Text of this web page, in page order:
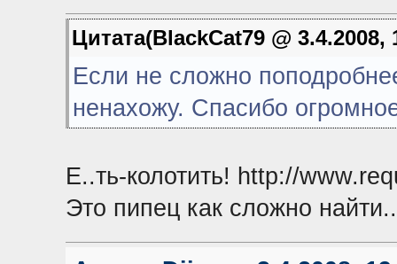
Цитата(BlackCat79 @ 3.4.2008,
Если не сложно
ненахожу. Спасибо
Е..ть-колотить! http://
Это пипец как сложно найти..